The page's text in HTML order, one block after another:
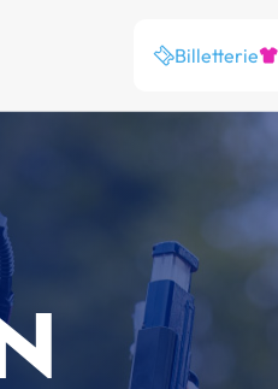
Billetterie